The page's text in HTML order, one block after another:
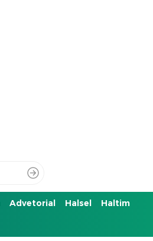
Advetorial Halsel Haltim